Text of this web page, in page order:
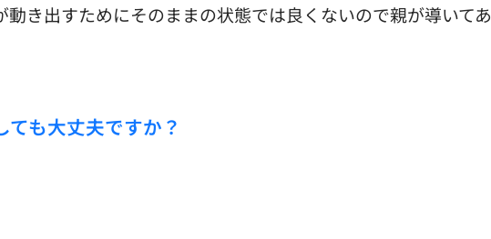
き出すためにそのままの状態では良くないので親が導いてあ
も大丈夫ですか？